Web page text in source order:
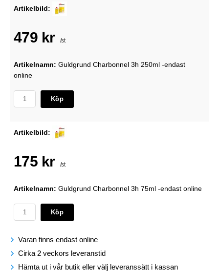
Artikelbild:
479 kr /st
Artikelnamn: Guldgrund Charbonnel 3h 250ml -endast
online
Köp
Artikelbild:
175 kr /st
Artikelnamn: Guldgrund Charbonnel 3h 75ml -endast online
Köp
Varan finns endast online
Cirka 2 veckors leveranstid
Hämta ut i vår butik eller välj leveranssätt i kassan